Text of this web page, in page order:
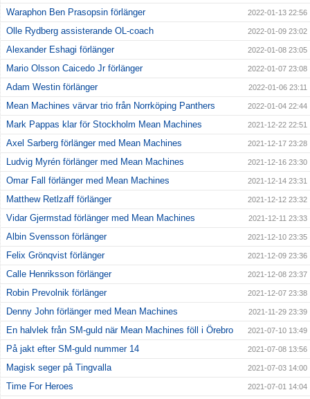
Waraphon Ben Prasopsin förlänger 2022-01-13 22:56
Olle Rydberg assisterande OL-coach 2022-01-09 23:02
Alexander Eshagi förlänger 2022-01-08 23:05
Mario Olsson Caicedo Jr förlänger 2022-01-07 23:08
Adam Westin förlänger 2022-01-06 23:11
Mean Machines värvar trio från Norrköping Panthers 2022-01-04 22:44
Mark Pappas klar för Stockholm Mean Machines 2021-12-22 22:51
Axel Sarberg förlänger med Mean Machines 2021-12-17 23:28
Ludvig Myrén förlänger med Mean Machines 2021-12-16 23:30
Omar Fall förlänger med Mean Machines 2021-12-14 23:31
Matthew Retlzaff förlänger 2021-12-12 23:32
Vidar Gjermstad förlänger med Mean Machines 2021-12-11 23:33
Albin Svensson förlänger 2021-12-10 23:35
Felix Grönqvist förlänger 2021-12-09 23:36
Calle Henriksson förlänger 2021-12-08 23:37
Robin Prevolnik förlänger 2021-12-07 23:38
Denny John förlänger med Mean Machines 2021-11-29 23:39
En halvlek från SM-guld när Mean Machines föll i Örebro 2021-07-10 13:49
På jakt efter SM-guld nummer 14 2021-07-08 13:56
Magisk seger på Tingvalla 2021-07-03 14:00
Time For Heroes 2021-07-01 14:04